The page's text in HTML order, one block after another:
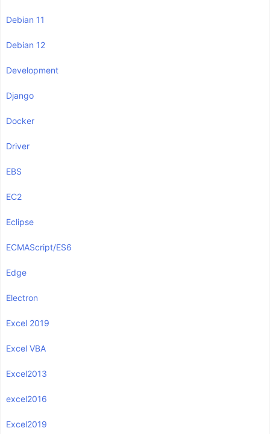
Debian 11
Debian 12
Development
Django
Docker
Driver
EBS
EC2
Eclipse
ECMAScript/ES6
Edge
Electron
Excel 2019
Excel VBA
Excel2013
excel2016
Excel2019